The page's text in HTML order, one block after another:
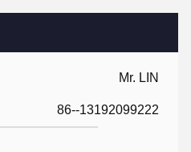
Mr. LIN
86--13192099222